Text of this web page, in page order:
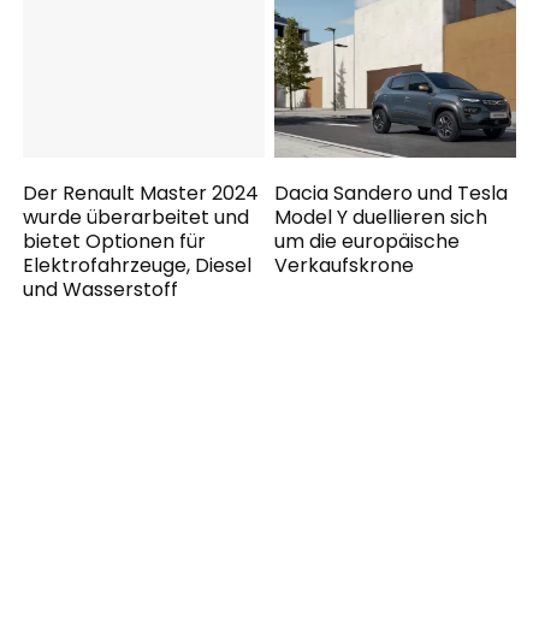
Der Renault Master 2024
wurde überarbeitet und
bietet Optionen für
Elektrofahrzeuge, Diesel
und Wasserstoff
Dacia Sandero und Tesla
Model Y duellieren sich
um die europäische
Verkaufskrone